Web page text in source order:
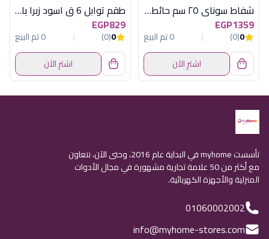
شفاط سوناي ٢٥ سم حائط ٢ إتجاه بشبكة – 35 وات – MAR-25ML2
EGP1359
0
(0)
0 تم البيع
اشترِ الآن
طقم توابل 6 ق اسود زبرا باستاند هابى هوم
EGP829
0
(0)
0 تم البيع
اشترِ الآن
تأسست myhome في البداية عام 2016، وحتى الآن، نتعاون
مع أكثر من 50 علامة تجارية مشهورة في مجال الأدوات
المنزلية والأجهزة الكهربائية.
01060002002
info@myhome-stores.com